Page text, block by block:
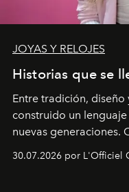
JOYAS Y RELOJES
Historias que se
Entre tradición, diseño
construido un
nuevas generaciones.
Latinoamérica, sobre
30.07.2026 por L'Officiel